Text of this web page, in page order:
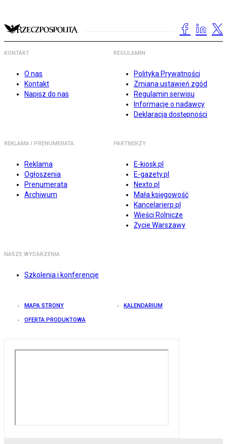
KONTAKT
O nas
Kontakt
Napisz do nas
REGULAMIN
Polityka Prywatności
Zmiana ustawień zgód
Regulamin serwisu
Informacje o nadawcy
Deklaracja dostępności
REKLAMA I PRENUMERATA
Reklama
Ogłoszenia
Prenumerata
Archiwum
PARTNERZY
E-kiosk.pl
E-gazety.pl
Nexto.pl
Mała księgowość
Kancelarierp.pl
Wieści Rolnicze
Życie Warszawy
NASZE WYDARZENIA
Szkolenia i konferencje
MAPA STRONY KALENDARIUM
OFERTA PRODUKTOWA